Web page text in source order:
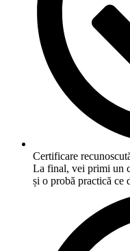
Certificare
La final, vei primi un
și o probă practică ce